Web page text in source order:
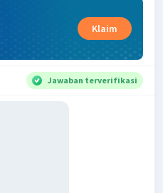
Klaim
Jawaban terverifikasi